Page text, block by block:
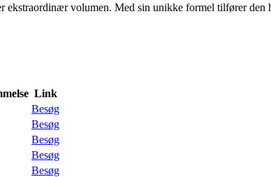
volumen. Med sin unikke formel tilfører den
Link
Besøg
Besøg
Besøg
Besøg
Besøg